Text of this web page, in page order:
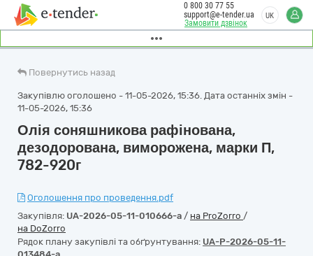
Замовити дзвінок
0 800 30 77 55
support@e-tender.ua
UK
Повернутись назад
Закупівлю оголошено - 11-05-2026, 15:36. Дата останніх змін -
11-05-2026, 15:36
Олія соняшникова рафінована,
дезодорована, виморожена, марки П,
782-920г
Оголошення про проведення.pdf
Закупівля: UA-2026-05-11-010666-a / на ProZorro /
на DoZorro
Рядок плану закупівлі та обґрунтування: UA-P-2026-05-11-